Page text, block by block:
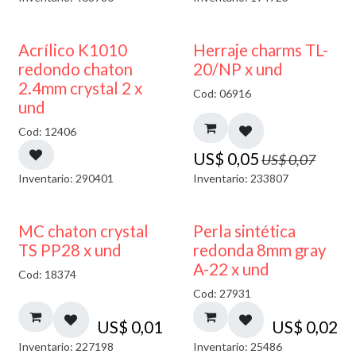
50% DESCUENTO
Acrílico K1010
redondo chaton
2.4mm crystal 2 x
und
Cod: 12406
Inventario: 290401
40% DESCUENTO
Herraje charms TL-
20/NP x und
Cod: 06916
US$ 0,05US$0,07
Inventario: 233807
MC chaton crystal
TS PP28 x und
Cod: 18374
US$ 0,01
Inventario: 227198
Perla sintética
redonda 8mm gray
A-22 x und
Cod: 27931
US$ 0,02
Inventario: 25486